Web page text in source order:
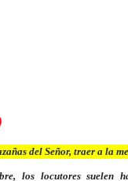
del Señor, traer a la
los locutores suelen